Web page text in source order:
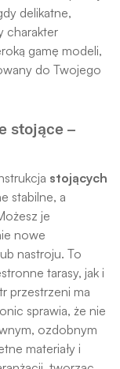
delikatne,
charakter
gamę modeli,
do Twojego
stojące –
stojących
stabilne, a
je
nowe
nastroju. To
tarasy, jak i
przestrzeni ma
sprawia, że nie
ozdobnym
materiały i